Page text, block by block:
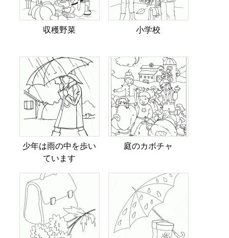
収穫野菜 小学校
少年は雨の中を歩い
ています
庭のカボチャ